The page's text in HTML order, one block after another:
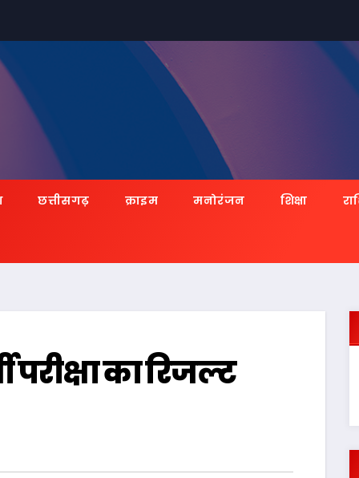
छत्तीसगढ़ क्राइम मनोरंजन शिक्षा
का रिजल्ट